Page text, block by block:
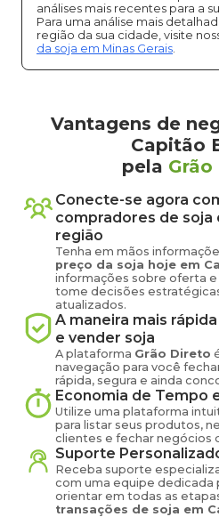
análises mais recentes para a
Para uma análise mais
região da sua cidade, visite
da soja em Minas Gerais.
Vantagens de
Capitão
pela
Conecte-se agora
compradores de soja
região
Tenha em mãos
preço da soja hoje em
informações sobre oferta e
tome decisões
atualizados.
A maneira mais
e vender soja
A plataforma Grão Direto
navegação para você
rápida, segura e ainda
Economia de Tempo
Utilize uma plataforma
para listar seus produtos,
clientes e fechar negócios
Suporte
Receba suporte
com uma equipe dedicada
orientar em todas as
transações de soja em